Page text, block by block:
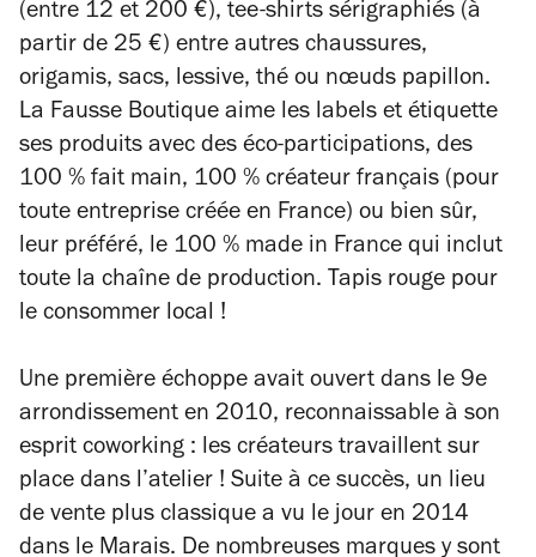
(entre 12 et 200 €), tee-shirts sérigraphiés (à
partir de 25 €) entre autres chaussures,
origamis, sacs, lessive, thé ou nœuds papillon.
La Fausse Boutique aime les labels et étiquette
ses produits avec des éco-participations, des
100 % fait main, 100 % créateur français (pour
toute entreprise créée en France) ou bien sûr,
leur préféré, le 100 % made in France qui inclut
toute la chaîne de production. Tapis rouge pour
le consommer local !
Une première échoppe avait ouvert dans le 9e
arrondissement en 2010, reconnaissable à son
esprit coworking : les créateurs travaillent sur
place dans l’atelier ! Suite à ce succès, un lieu
de vente plus classique a vu le jour en 2014
dans le Marais. De nombreuses marques y sont